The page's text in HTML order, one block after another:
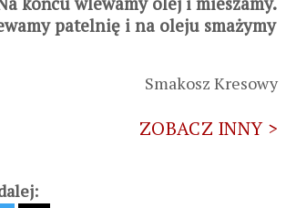
patelnię i na oleju smażymy
Smakosz Kresowy
ZOBACZ INNY >